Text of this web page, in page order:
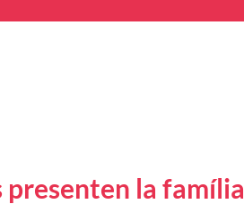
presenten la família